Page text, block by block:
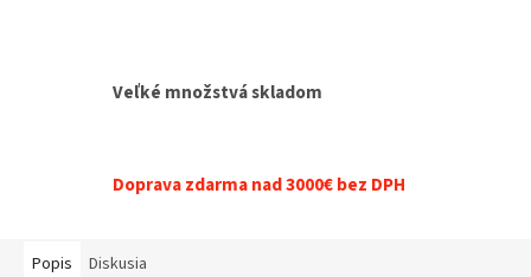
Veľké množstvá skladom
Doprava zdarma nad 3000€ bez DPH
Popis Diskusia